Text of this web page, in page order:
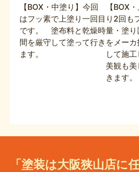
【BOX・中塗り】今回
はフッ素で上塗り一回目
です。 塗布料と乾燥時
間を厳守して塗って行き
ます。
【BOX
り2回も
量・塗
をメー
して施
美観も
きます。
「塗装は大阪狭山店に